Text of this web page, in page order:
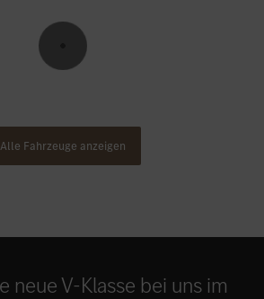
Alle Fahrzeuge anzeigen
neue V-Klasse bei uns im